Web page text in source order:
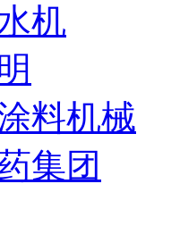
机
料机械
集团